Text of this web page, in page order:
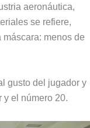
aeronáutica,
se refiere,
menos de
gusto del jugador y
y el número 20.